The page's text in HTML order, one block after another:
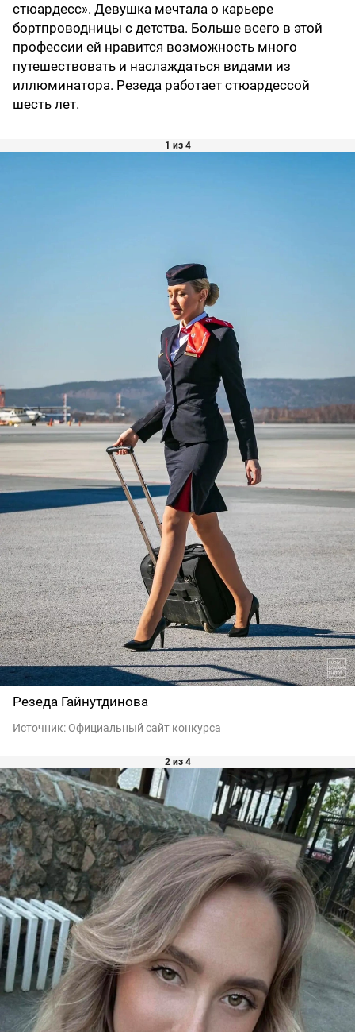
стюардесс». Девушка мечтала о карьере
бортпроводницы с детства. Больше всего в этой
профессии ей нравится возможность много
путешествовать и наслаждаться видами из
иллюминатора. Резеда работает стюардессой
шесть лет.
1 из 4
Резеда Гайнутдинова
Источник: Официальный сайт конкурса
2 из 4